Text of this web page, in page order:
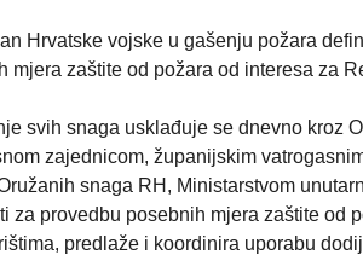
Hrvatske vojske u gašenju požara
mjera zaštite od požara od interesa za
svih snaga usklađuje se dnevno kroz
zajednicom, županijskim
snaga RH, Ministarstvom
za provedbu posebnih mjera zaštite od
predlaže i koordinira uporabu